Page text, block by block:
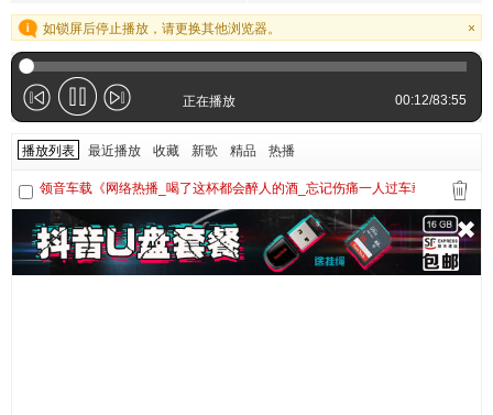
如锁屏后停止播放，请更换其他浏览器。 ×
正在播放 00:12/83:55
播放列表 最近播放 收藏 新歌 精品 热播
领音车载《网络热播_喝了这杯都会醉人的酒_忘记伤痛一人过车载大碟》定